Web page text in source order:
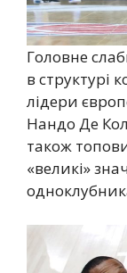
Головне
в структурі
лідери
Нандо Де
також
«великі»